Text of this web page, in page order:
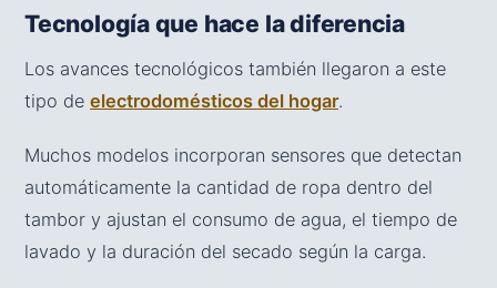
Tecnología que hace la diferencia
Los avances tecnológicos también llegaron a este
tipo de electrodomésticos del hogar.
Muchos modelos incorporan sensores que detectan
automáticamente la cantidad de ropa dentro del
tambor y ajustan el consumo de agua, el tiempo de
lavado y la duración del secado según la carga.